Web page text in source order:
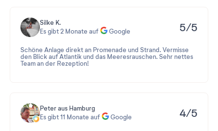
Silke K.
Es gibt 2 Monate auf
Google 5/5
Schöne Anlage direkt an Promenade und Strand. Vermisse
den Blick auf Atlantik und das Meeresrauschen. Sehr nettes
Team an der Rezeption!
Peter aus Hamburg
Es gibt 11 Monate auf
Google 4/5